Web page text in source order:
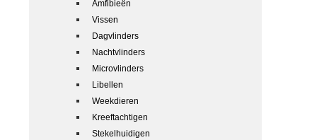
Amfibieën
Vissen
Dagvlinders
Nachtvlinders
Microvlinders
Libellen
Weekdieren
Kreeftachtigen
Stekelhuidigen